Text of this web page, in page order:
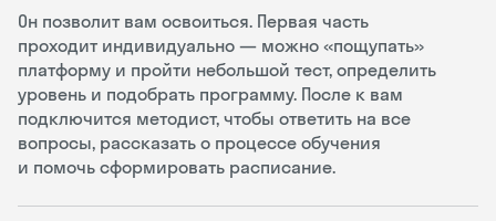
Он позволит вам освоиться. Первая часть
проходит индивидуально — можно «пощупать»
платформу и пройти небольшой тест, определить
уровень и подобрать программу. После к вам
подключится методист, чтобы ответить на все
вопросы, рассказать о процессе обучения
и помочь сформировать расписание.